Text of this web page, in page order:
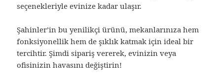
seçenekleriyle evinize kadar ulaşır.
Şahinler’in bu yenilikçi ürünü, mekanlarınıza hem
fonksiyonellik hem de şıklık katmak için ideal bir
tercihtir. Şimdi sipariş vererek, evinizin veya
ofisinizin havasını değiştirin!